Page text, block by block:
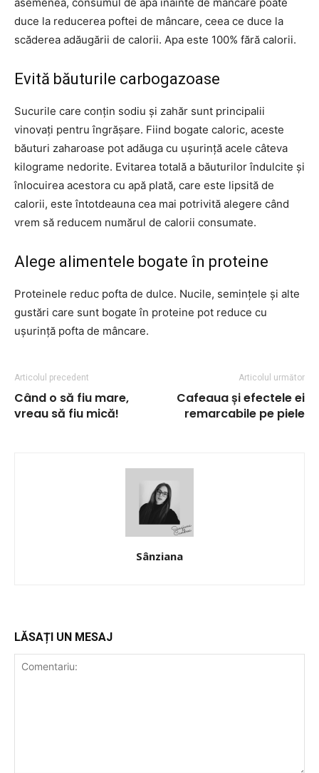
duce la reducerea poftei de mâncare, ceea ce duce la
scăderea adăugării de calorii. Apa este 100% fără calorii.
Evită băuturile carbogazoase
Sucurile care conțin sodiu și zahăr sunt principalii
vinovați pentru îngrășare. Fiind bogate caloric, aceste
băuturi zaharoase pot adăuga cu ușurință acele câteva
kilograme nedorite. Evitarea totală a băuturilor îndulcite și
înlocuirea acestora cu apă plată, care este lipsită de
calorii, este întotdeauna cea mai potrivită alegere când
vrem să reducem numărul de calorii consumate.
Alege alimentele bogate în proteine
Proteinele reduc pofta de dulce. Nucile, semințele și alte
gustări care sunt bogate în proteine pot reduce cu
ușurință pofta de mâncare.
Articolul precedent
Când o să fiu mare,
vreau să fiu mică!
Articolul următor
Cafeaua și efectele ei
remarcabile pe piele
Sânziana
LĂSAȚI UN MESAJ